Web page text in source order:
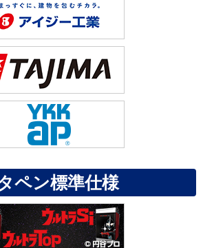
ペン標準仕様